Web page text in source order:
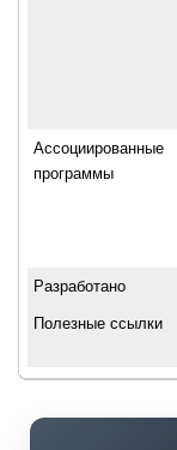
Ассоциированные
программы
Разработано
Полезные ссылки